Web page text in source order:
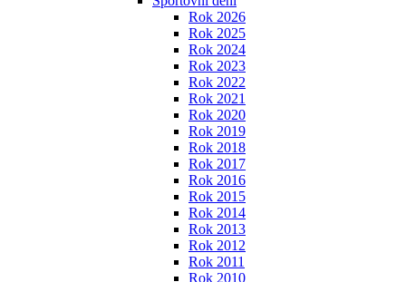
Rok 2026
Rok 2025
Rok 2024
Rok 2023
Rok 2022
Rok 2021
Rok 2020
Rok 2019
Rok 2018
Rok 2017
Rok 2016
Rok 2015
Rok 2014
Rok 2013
Rok 2012
Rok 2011
Rok 2010